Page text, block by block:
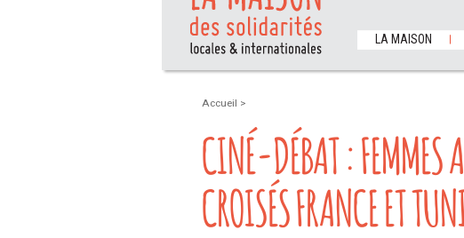
LA MAISON
Accueil >
CINÉ-DÉBAT : FEMMES
CROISÉS FRANCE ET